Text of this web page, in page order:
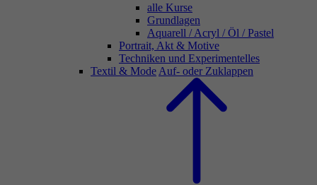
alle Kurse
Grundlagen
Aquarell / Acryl / Öl / Pastel
Portrait, Akt & Motive
Techniken und Experimentelles
Textil & Mode Auf- oder Zuklappen